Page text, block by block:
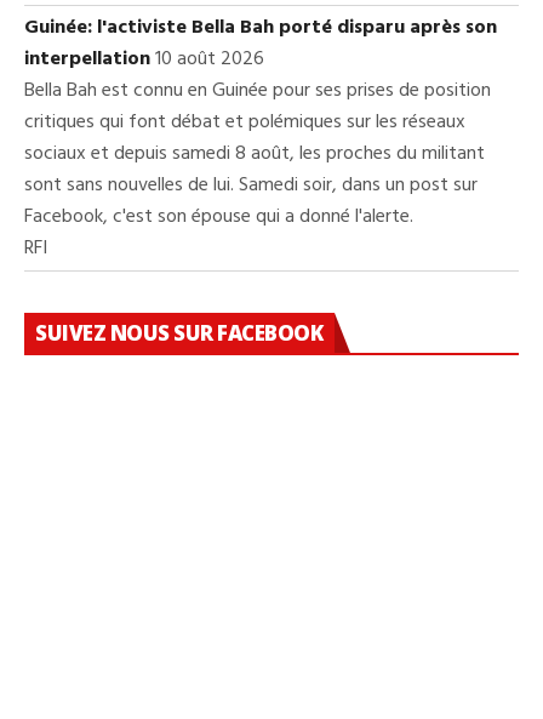
Guinée: l'activiste Bella Bah porté disparu après son
interpellation10 août 2026
Bella Bah est connu en Guinée pour ses prises de position
critiques qui font débat et polémiques sur les réseaux
sociaux et depuis samedi 8 août, les proches du militant
sont sans nouvelles de lui. Samedi soir, dans un post sur
Facebook, c'est son épouse qui a donné l'alerte.
RFI
SUIVEZ NOUS SUR FACEBOOK